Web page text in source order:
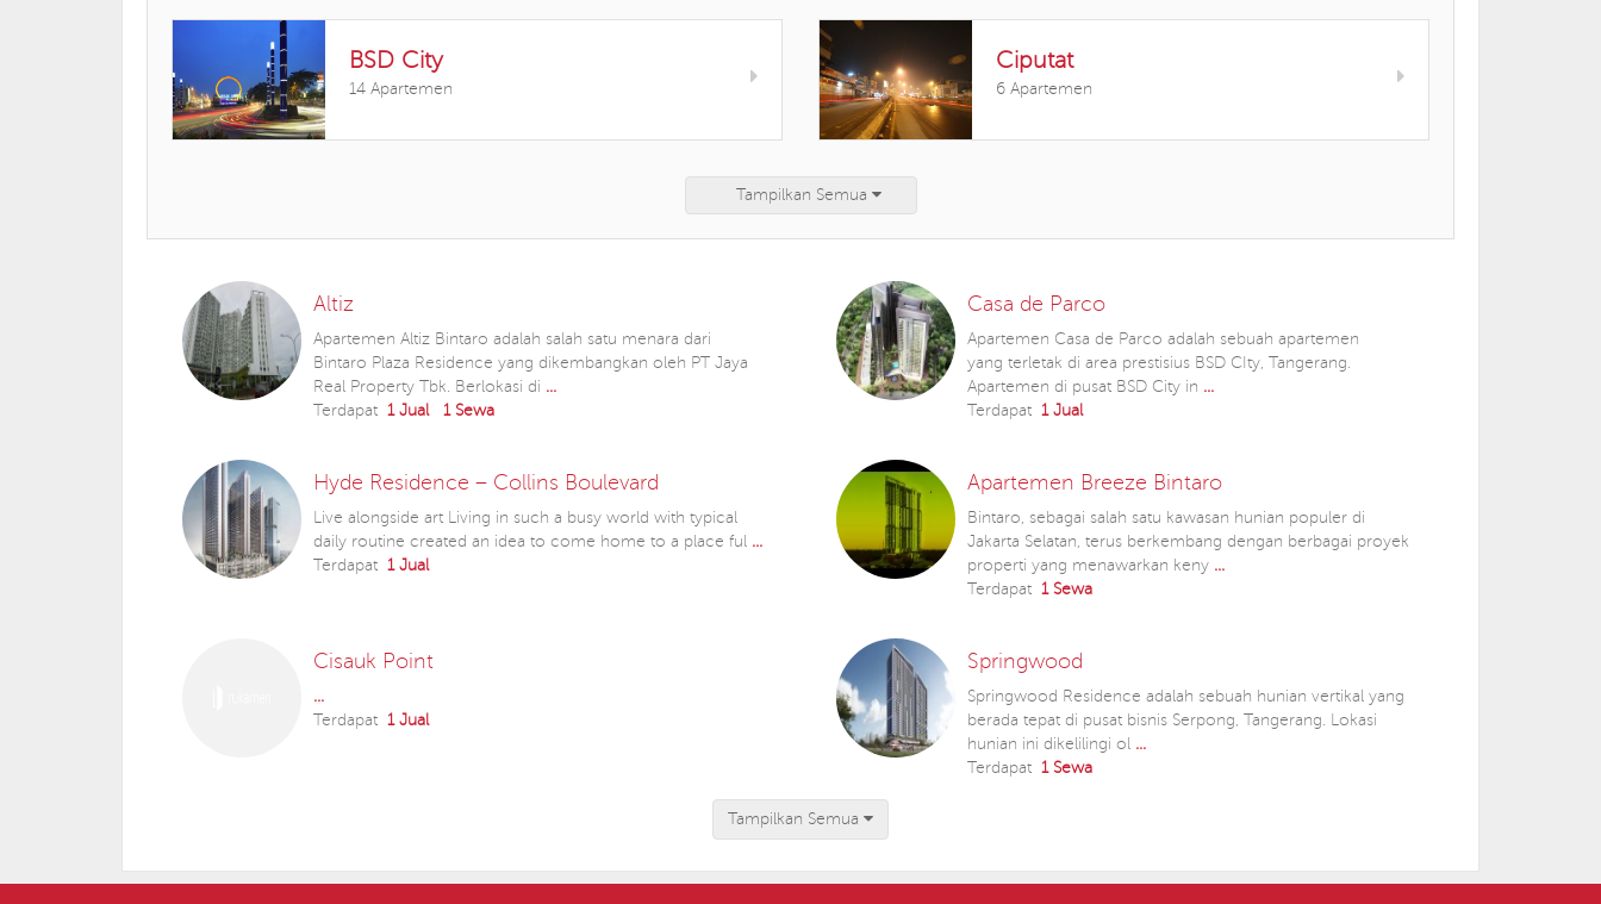
BSD City
14 Apartemen
Ciputat
6 Apartemen
Tampilkan Semua
Altiz
Apartemen Altiz Bintaro adalah salah satu menara dari
Bintaro Plaza Residence yang dikembangkan oleh PT Jaya
Real Property Tbk. Berlokasi di ...
Terdapat 1 Jual 1 Sewa
Casa de Parco
Apartemen Casa de Parco adalah sebuah apartemen
yang terletak di area prestisius BSD CIty, Tangerang.
Apartemen di pusat BSD City in ...
Terdapat 1 Jual
Hyde Residence – Collins Boulevard
Live alongside art Living in such a busy world with typical
daily routine created an idea to come home to a place ful ...
Terdapat 1 Jual
Apartemen Breeze Bintaro
Bintaro, sebagai salah satu kawasan hunian populer di
Jakarta Selatan, terus berkembang dengan berbagai proyek
properti yang menawarkan keny ...
Terdapat 1 Sewa
Cisauk Point
...
Terdapat 1 Jual
Springwood
Springwood Residence adalah sebuah hunian vertikal yang
berada tepat di pusat bisnis Serpong, Tangerang. Lokasi
hunian ini dikelilingi ol ...
Terdapat 1 Sewa
Tampilkan Semua